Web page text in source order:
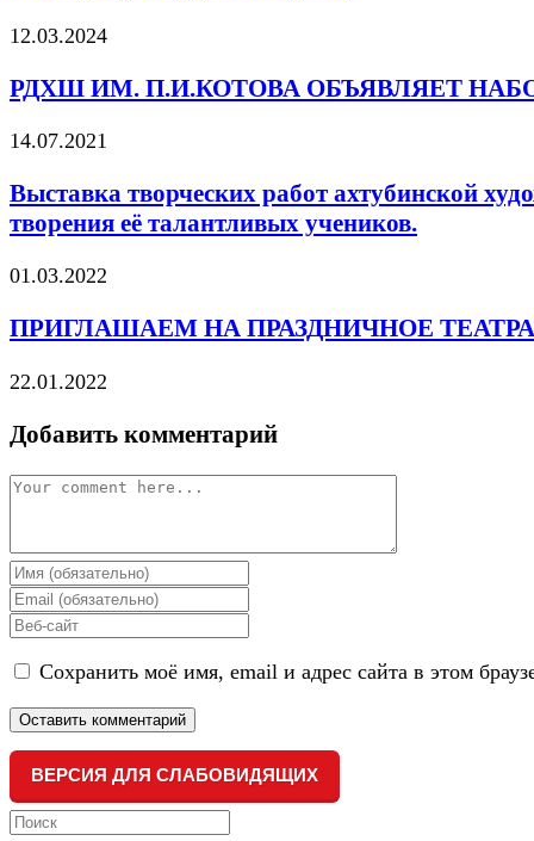
12.03.2024
РДХШ ИМ. П.И.КОТОВА ОБЪЯВЛЯЕТ
14.07.2021
Выставка творческих работ ахтубинской
творения её талантливых учеников.
01.03.2022
ПРИГЛАШАЕМ НА ПРАЗДНИЧНОЕ
22.01.2022
Добавить комментарий
Comment
Enter
your
name
or
username
comment
Enter
your
email
address
comment
Enter
website
(optional)
Сохранить моё имя, email и адрес сайта в этом
ВЕРСИЯ ДЛЯ СЛАБОВИДЯЩИХ
Search